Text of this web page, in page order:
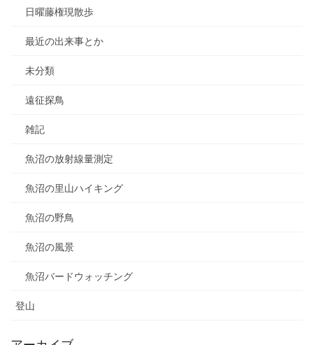
日曜藤権現散歩
最近の出来事とか
未分類
遠征探鳥
雑記
魚沼の放射線量測定
魚沼の里山ハイキング
魚沼の野鳥
魚沼の風景
魚沼バードウォッチング
登山